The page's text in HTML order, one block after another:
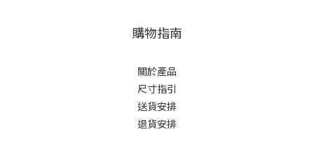
購物指南
關於產品
尺寸指引
送貨安排
退貨安排